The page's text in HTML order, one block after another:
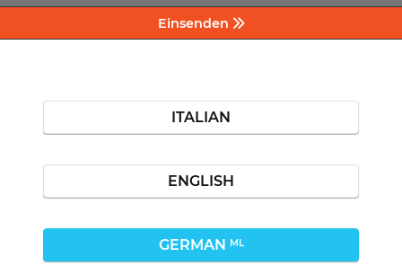
Einsenden
ITALIAN
ENGLISH
GERMAN ML